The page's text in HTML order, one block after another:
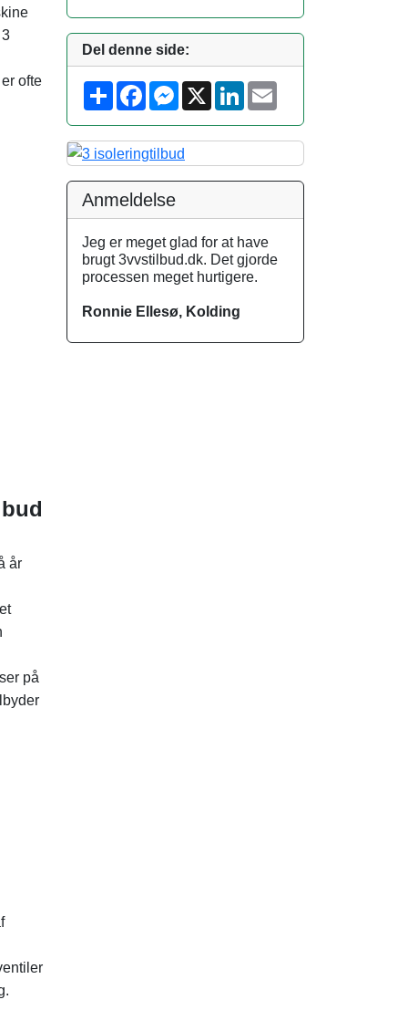
ofte
år
på
Del denne side:
S
h
e
F
b
o
M
e
n
X
L
e
l
Anmeldelse
Jeg er meget glad for at have
brugt 3vvstilbud.dk. Det gjorde
processen meget hurtigere.
Ronnie Ellesø, Kolding